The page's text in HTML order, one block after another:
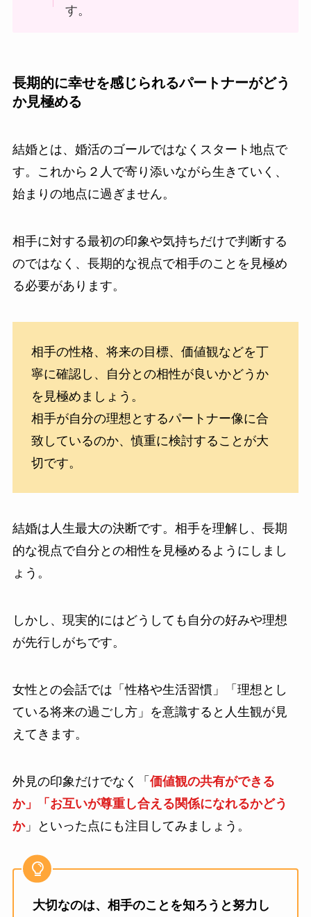
す。
長期的に幸せを感じられるパートナーがどう
か見極める
結婚とは、婚活のゴールではなくスタート地点で
す。これから２人で寄り添いながら生きていく、
始まりの地点に過ぎません。
相手に対する最初の印象や気持ちだけで判断する
のではなく、長期的な視点で相手のことを見極め
る必要があります。
相手の性格、将来の目標、価値観などを丁
寧に確認し、自分との相性が良いかどうか
を見極めましょう。
相手が自分の理想とするパートナー像に合
致しているのか、慎重に検討することが大
切です。
結婚は人生最大の決断です。相手を理解し、長期
的な視点で自分との相性を見極めるようにしまし
ょう。
しかし、現実的にはどうしても自分の好みや理想
が先行しがちです。
女性との会話では「性格や生活習慣」「理想とし
ている将来の過ごし方」を意識すると人生観が見
えてきます。
外見の印象だけでなく「 価値観の共有ができる
か」「お互いが尊重し合える関係になれるかどう
か」といった点にも注目してみましょう。
大切なのは、相手のことを知ろうと努力し